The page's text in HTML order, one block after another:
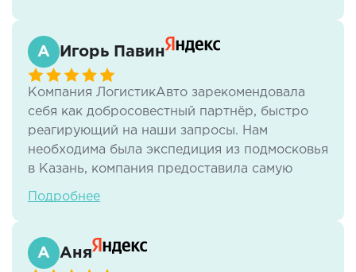
Игорь Павин
Компания ЛогистикАвто зарекомендовала
себя как добросовестный партнёр, быстро
реагирующий на наши запросы. Нам
необходима была экспедиция из подмосковья
в Казань, компания предоставила самую
хорошую цену, и большую
работа, наша компания довольна
предоставленными услугами ООО
Подробнее
Аня